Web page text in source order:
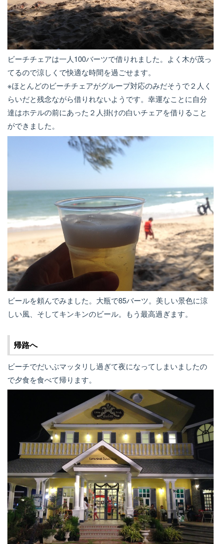
ビーチチェアは一人100バーツで借りれました。よく木が茂っ
てるので涼しくで快適な時間を過ごせます。
※ほとんどのビーチチェアがグループ対応のみだそうで２人く
らいだと残念ながら借りれないようです。幸運なことに自分
達はホテルの前にあった２人掛けの白いチェアを借りること
ができました。
ビールを頼んでみました。大瓶で85バーツ。美しい景色に涼
しい風、そしてキンキンのビール。もう最高過ぎます。
帰路へ
ビーチでだいぶマッタリし過ぎて夜になってしまいましたの
で夕食を食べて帰ります。